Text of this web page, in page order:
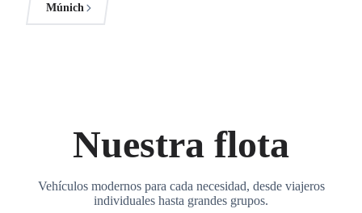
Múnich
Nuestra flota
Vehículos modernos para cada necesidad, desde viajeros
individuales hasta grandes grupos.